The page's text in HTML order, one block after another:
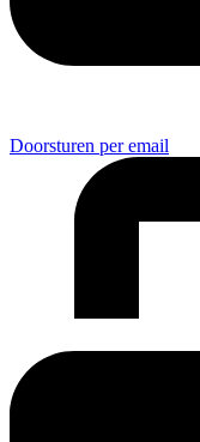
Doorsturen per email